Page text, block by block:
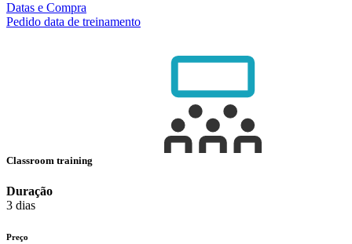
Datas e Compra
Pedido data de treinamento
Classroom training
Duração
3 dias
Preço